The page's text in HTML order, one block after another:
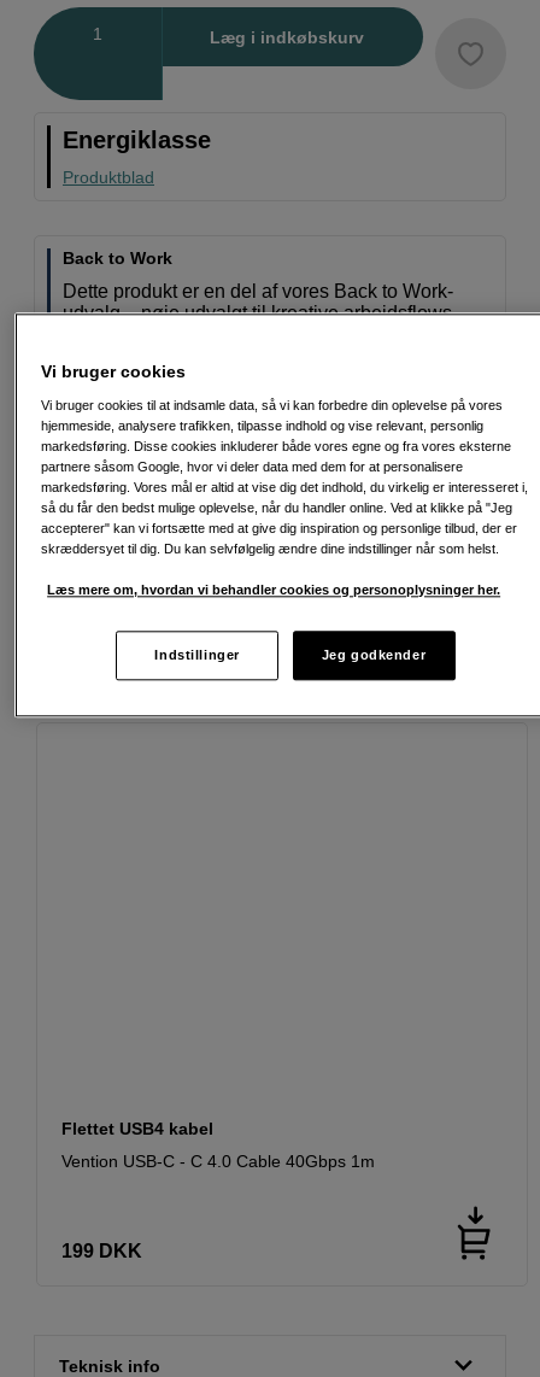
Læg i indkøbskurv
Energiklasse
Produktblad
Back to Work
Dette produkt er en del af vores Back to Work-
udvalg – nøje udvalgt til kreative arbejdsflows.
Fri fragt ved køb over 500 kr.
30 dages returret
Passende tilbehør Se flere tilbehør
Flettet USB4 kabel
Vention USB-C - C 4.0 Cable 40Gbps 1m
199 DKK
Teknisk info
Vi bruger cookies
Vi bruger cookies til at indsamle data, så vi kan forbedre din oplevelse på vores
hjemmeside, analysere trafikken, tilpasse indhold og vise relevant, personlig
markedsføring. Disse cookies inkluderer både vores egne og fra vores eksterne
partnere såsom Google, hvor vi deler data med dem for at personalisere
markedsføring. Vores mål er altid at vise dig det indhold, du virkelig er interesseret i,
så du får den bedst mulige oplevelse, når du handler online. Ved at klikke på "Jeg
accepterer" kan vi fortsætte med at give dig inspiration og personlige tilbud, der er
skræddersyet til dig. Du kan selvfølgelig ændre dine indstillinger når som helst.
Læs mere om, hvordan vi behandler cookies og personoplysninger her.
Indstillinger Jeg godkender